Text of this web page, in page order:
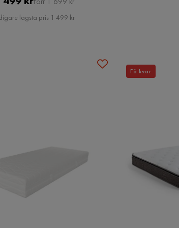
Pris
lägsta pris 1 499 kr
Få kvar